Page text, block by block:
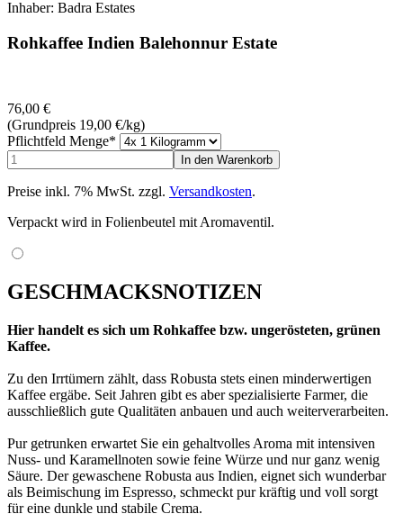
Inhaber: Badra Estates
Rohkaffee Indien Balehonnur Estate
76,00 €
(Grundpreis 19,00 €/kg)
Pflichtfeld Menge*
Preise inkl. 7% MwSt. zzgl. Versandkosten.
Verpackt wird in Folienbeutel mit Aromaventil.
GESCHMACKSNOTIZEN
Hier handelt es sich um Rohkaffee bzw. ungerösteten, grünen
Kaffee.
Zu den Irrtümern zählt, dass Robusta stets einen minderwertigen
Kaffee ergäbe. Seit Jahren gibt es aber spezialisierte Farmer, die
ausschließlich gute Qualitäten anbauen und auch weiterverarbeiten.
Pur getrunken erwartet Sie ein gehaltvolles Aroma mit intensiven
Nuss- und Karamellnoten sowie feine Würze und nur ganz wenig
Säure. Der gewaschene Robusta aus Indien, eignet sich wunderbar
als Beimischung im Espresso, schmeckt pur kräftig und voll sorgt
für eine dunkle und stabile Crema.